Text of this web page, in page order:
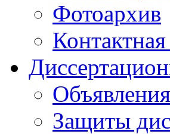
Фотоархив
Защиты